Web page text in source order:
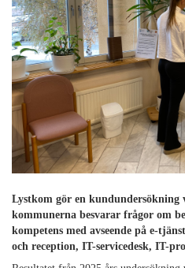
Lystkom gör en kundundersökning
kommunerna besvarar frågor om
kompetens med avseende på e-
och reception, IT-servicedesk, IT-